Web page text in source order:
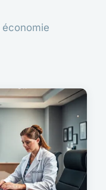
économie